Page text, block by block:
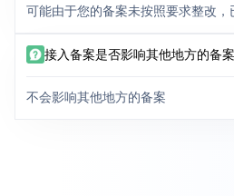
可能由于您的备案未按照要求整改，
接入备案是否影响其他地方的备
不会影响其他地方的备案